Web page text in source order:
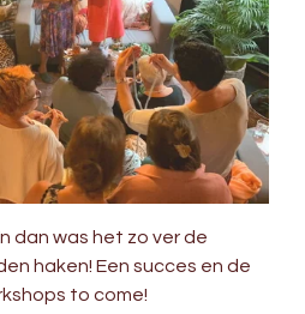
dan was het zo ver de
haken! Een succes en de
to come!